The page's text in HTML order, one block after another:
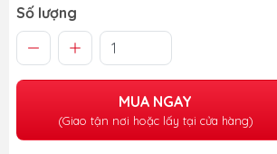
Số lượng
MUA NGAY
(Giao tận nơi hoặc lấy tại cửa hàng)